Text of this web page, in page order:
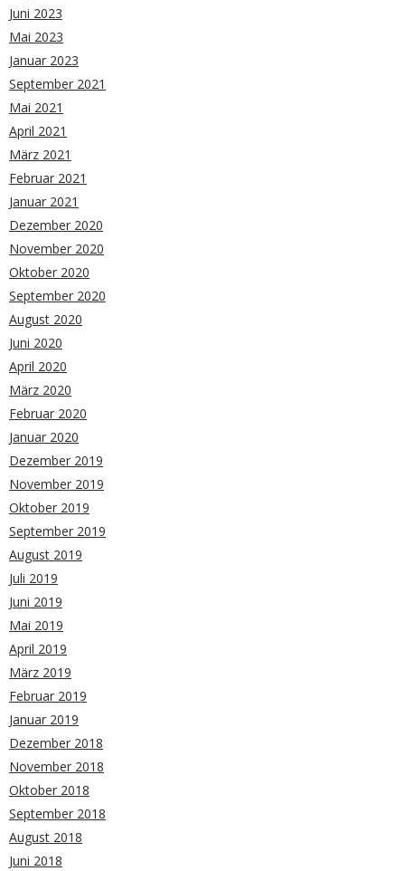
Juni 2023
Mai 2023
Januar 2023
September 2021
Mai 2021
April 2021
März 2021
Februar 2021
Januar 2021
Dezember 2020
November 2020
Oktober 2020
September 2020
August 2020
Juni 2020
April 2020
März 2020
Februar 2020
Januar 2020
Dezember 2019
November 2019
Oktober 2019
September 2019
August 2019
Juli 2019
Juni 2019
Mai 2019
April 2019
März 2019
Februar 2019
Januar 2019
Dezember 2018
November 2018
Oktober 2018
September 2018
August 2018
Juni 2018